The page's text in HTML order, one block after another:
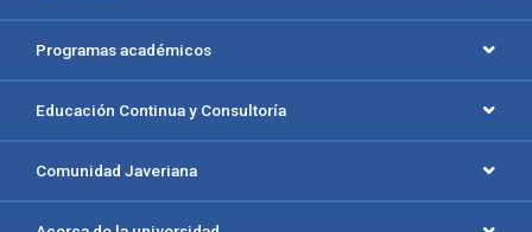
Programas académicos
Educación Continua y Consultoría
Comunidad Javeriana